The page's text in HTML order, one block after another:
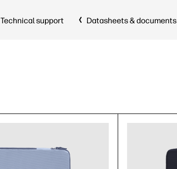
Datasheets & documents
Technical support